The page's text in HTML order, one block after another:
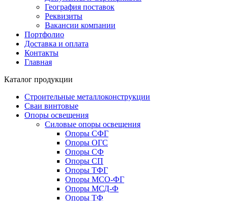
География поставок
Реквизиты
Вакансии компании
Портфолио
Доставка и оплата
Контакты
Главная
Каталог продукции
Строительные металлоконструкции
Сваи винтовые
Опоры освещения
Силовые опоры освещения
Опоры СФГ
Опоры ОГС
Опоры СФ
Опоры СП
Опоры ТФГ
Опоры МСО-ФГ
Опоры МСД-Ф
Опоры ТФ